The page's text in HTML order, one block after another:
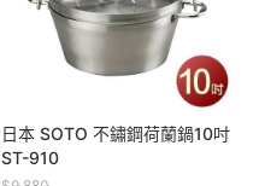
日本 SOTO 不鏽鋼荷蘭鍋10吋
ST-910